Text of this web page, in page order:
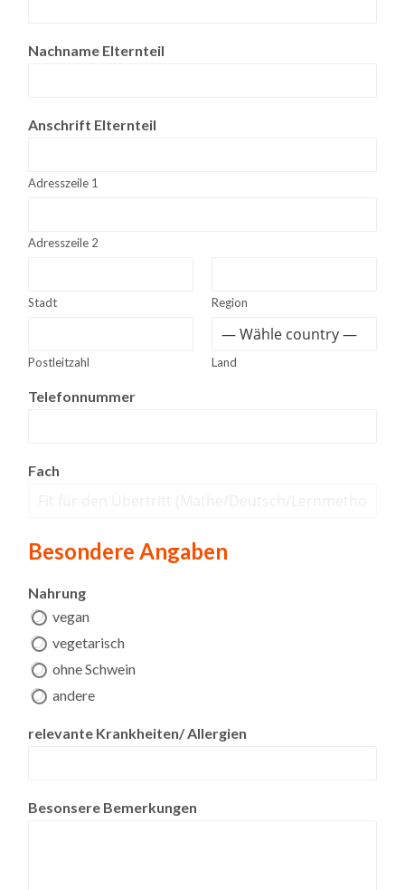
Nachname Elternteil
Anschrift Elternteil
Adresszeile 1
Adresszeile 2
Stadt Region
Postleitzahl Land
Telefonnummer
Fach
Besondere Angaben
Nahrung
vegan
vegetarisch
ohne Schwein
andere
n
e
relevante Krankheiten/ Allergien
Besonsere Bemerkungen